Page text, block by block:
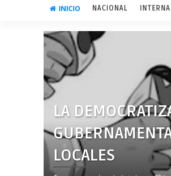
INICIO NACIONAL
LA
LOCALES